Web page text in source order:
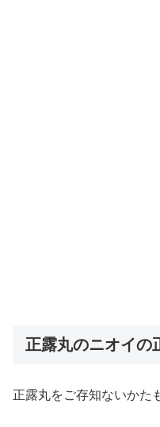
正露丸のニオイの
正露丸をご存知ないかた